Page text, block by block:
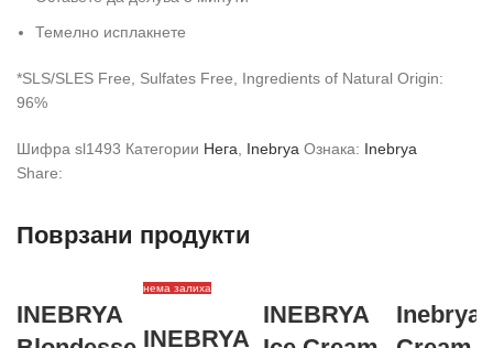
Темелно исплакнете
*SLS/SLES Free, Sulfates Free, Ingredients of Natural Origin:
96%
Шифра sl1493 Категории Нега Inebrya Ознака: Inebrya
Share:
Поврзани продукти
INEBRYA
нема залиха
INEBRYA
INEBRYA
Inebrya